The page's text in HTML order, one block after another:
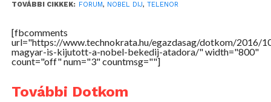
készségeire is szükség van. Oslóban minden évben
azért találkozik 26 Európából és Ázsiából érkező
pályakezdő, hogy megosszák egymással tudásukat,
évre egyre többen jelentkeznek a programra, és
TOVÁBBI CIKKEK: FORUM, NOBEL DIJ, TELENOR
[fbcomments
url="https://www.technokrata.hu/egazdasag/dotkom/2016/
magyar-is-kijutott-a-nobel-bekedij-atadora/" width="800"
count="off" num="3" countmsg=""]
További Dotkom